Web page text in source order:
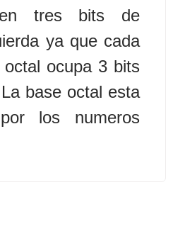
I
tres bits de
ya que cada
ocupa 3 bits
base octal esta
los numeros